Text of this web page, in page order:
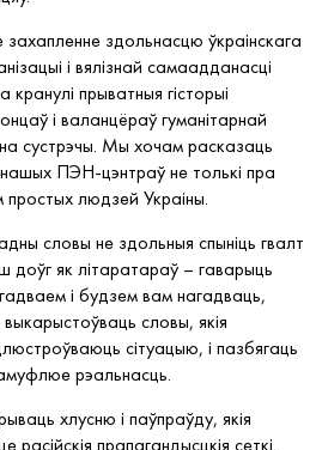
здольнасцю ўкраінскага
і вялізнай самаадданасці
прыватныя гісторыі
і валанцёраў гуманітарнай
на сустрэчы. Мы хочам расказаць
ПЭН-цэнтраў не толькі пра
простых людзей Украіны.
словы не здольныя спыніць гвалт
доўг як літаратараў – гаварыць
і будзем вам нагадваць,
словы, якія
сітуацыю, і пазбягаць
рэальнасць.
хлусню і паўпраўду, якія
прапагандысцкія сеткі.